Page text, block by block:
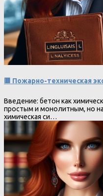
🟥 Пожарно-техническая
Введение: бетон как
простым и монолитным, но
химическая си…